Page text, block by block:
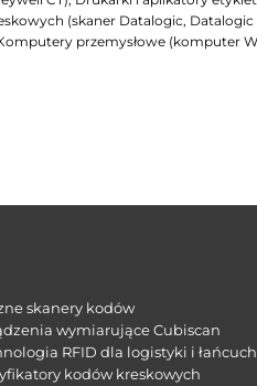
(skaner Datalogic,
przemysłowe (komputer
skanery kodów
wymiarujące Cubiscan
RFID dla logistyki i
kodów kreskowych